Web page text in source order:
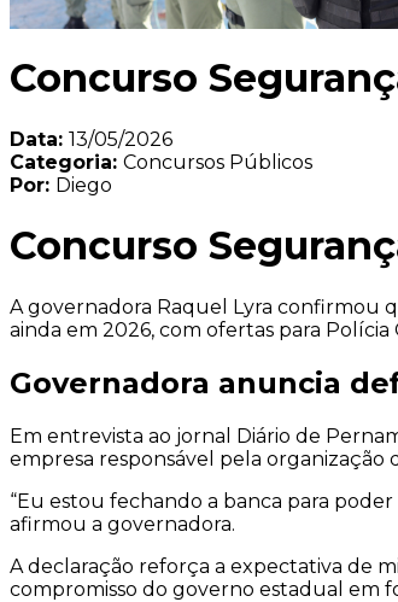
Concurso
Data: 13/05/2026
Categoria: Concursos Públicos
Por: Diego
Concurso
A governadora Raquel Lyra confirmou
ainda em 2026, com ofertas para
Governadora anuncia
Em entrevista ao jornal Diário de
empresa responsável pela organização
“Eu estou fechando a banca para
afirmou a governadora.
A declaração reforça a expectativa de
compromisso do governo estadual em